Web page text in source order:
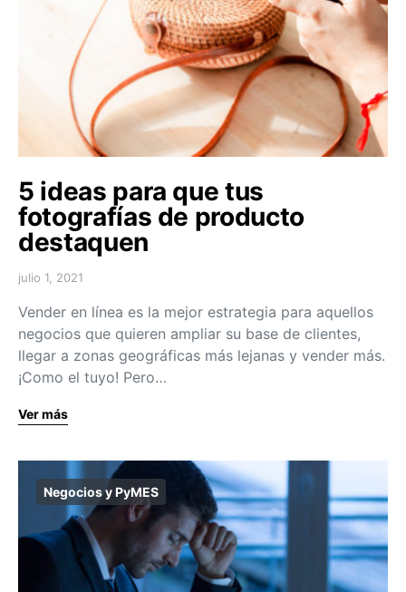
5 ideas para que tus
fotografías de producto
destaquen
julio 1, 2021
Vender en línea es la mejor estrategia para aquellos
negocios que quieren ampliar su base de clientes,
llegar a zonas geográficas más lejanas y vender más.
¡Como el tuyo! Pero…
Ver más
Negocios y PyMES